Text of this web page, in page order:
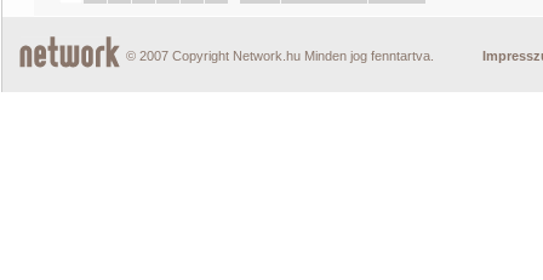
© 2007 Copyright Network.hu Minden jog fenntartva.